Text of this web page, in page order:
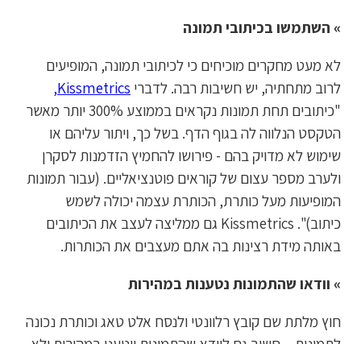
» השתמשו בכיתובי תמונה
לא מעט מחקרים מוכיחים כי לכיתובי תמונה, המופיעים
לרוב מתחתיה, יש חשיבות רבה. לדברי Kissmetrics
,
"כיתובים תחת תמונות נקראים בממוצע 300% יותר מאשר
הטקסט הנלווה לה בגוף הדף. בשל כך, ויתור עליהם או
שימוש לא מדויק בהם - פירושו להחמיץ הזדמנות לסקרן
ולערב מספר עצום של קוראים פוטנציאליים. (עבור תמונות
המופיעות מעל כותרת, הכותרת עצמה יכולה לשמש
כיתוב)". Kissmetrics גם ממליצה לעצב את הכיתובים
באותה מידת רצינות בה אתם מעצבים את הכותרות.
» וודאו שהתמונות נטענות במהירות
חוץ מלתת שם קובץ רלוונטי ולנסח אלט טאג וכותרת נכונה